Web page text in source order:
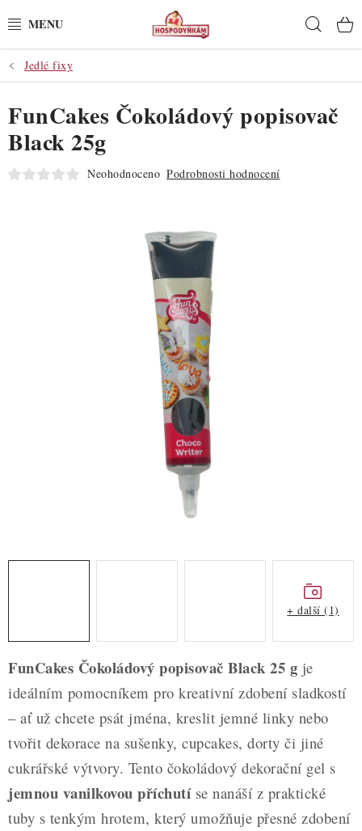
na
POTŘEBY
POMŮCKY
SUROVINY
Hodnocení obchodu
Blog
Moje objednávka
Podmínky ochrany osobních údajů
Jedlé fixy
FunCakes Čokoládový popisovač Black 25 g je
ideálním pomocníkem pro kreativní zdobení sladkostí
– ať už chcete psát jména, kreslit jemné linky nebo
tvořit dekorace na sušenky, cupcakes, dorty či jiné
cukrářské výtvory. Tento čokoládový dekorační gel s
jemnou vanilkovou příchutíse nanáší z praktické
tuby s tenkým hrotem, který umožňuje přesné zdobení
FunCakes Čokoládový popisovač
Black 25g
Neohodnoceno Podrobnosti hodnocení
+ další (1)